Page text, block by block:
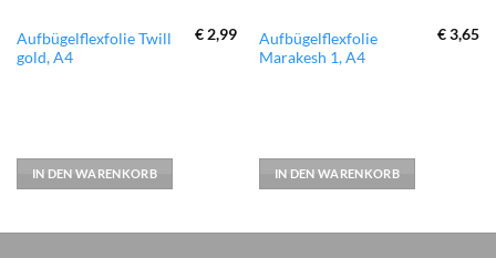
Aufbügelflexfolie Twill
gold, A4
€ 2,99
IN DEN WARENKORB
Aufbügelflexfolie
Marakesh 1, A4
€3,65
IN DEN WARENKORB